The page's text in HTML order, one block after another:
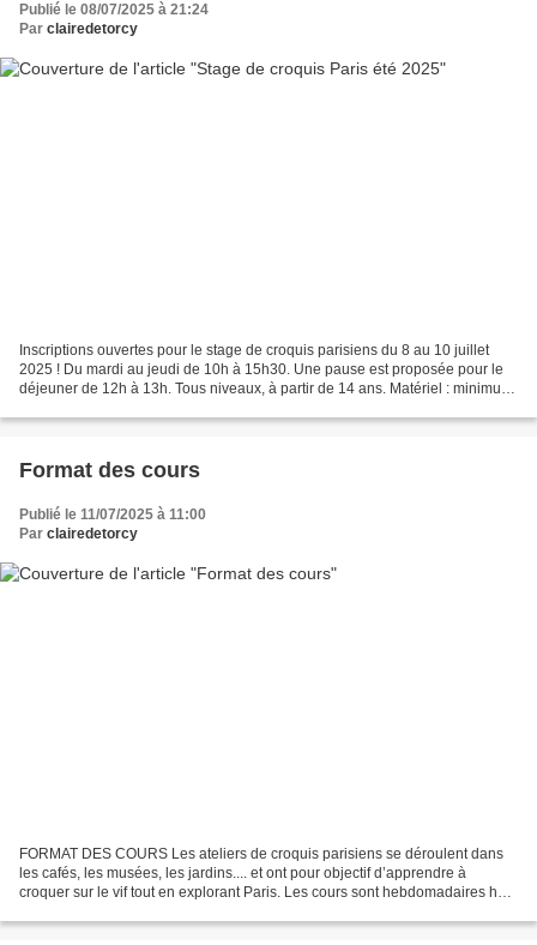
Publié le 08/07/2025 à 21:24
Par clairedetorcy
Inscriptions ouvertes pour le stage de croquis parisiens du 8 au 10 juillet
2025 ! Du mardi au jeudi de 10h à 15h30. Une pause est proposée pour le
déjeuner de 12h à 13h. Tous niveaux, à partir de 14 ans. Matériel : minimum
Format des cours
Publié le 11/07/2025 à 11:00
Par clairedetorcy
FORMAT DES COURS Les ateliers de croquis parisiens se déroulent dans
les cafés, les musées, les jardins.... et ont pour objectif d’apprendre à
croquer sur le vif tout en explorant Paris. Les cours sont hebdomadaires hors